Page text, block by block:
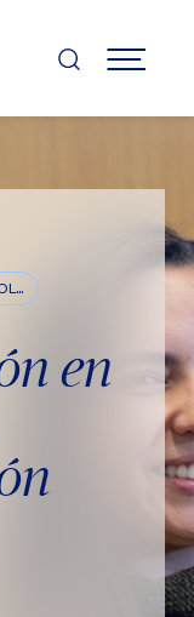
MENÚ
FACULTAD DE ESTUDIOS JURÍDICOS, POLÍTICOS E INTERNACIONALES
en